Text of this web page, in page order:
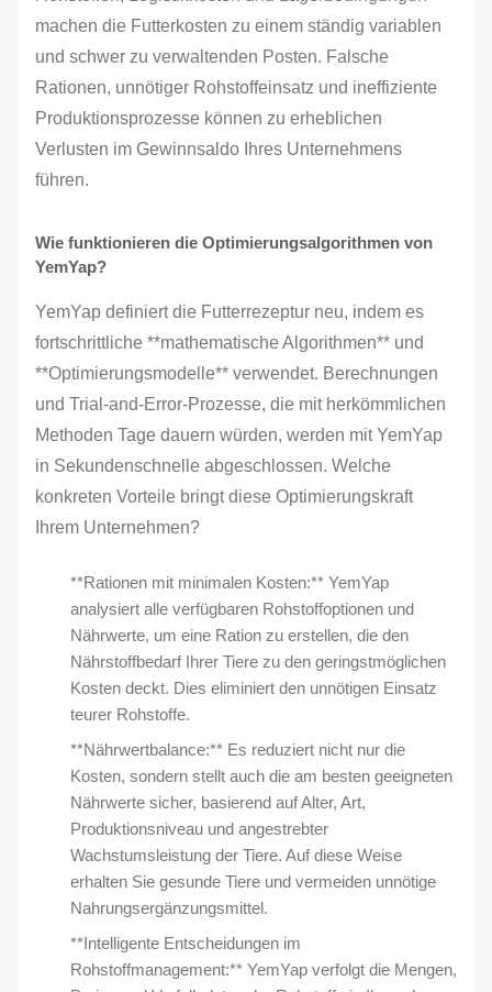
machen die Futterkosten zu einem ständig variablen
und schwer zu verwaltenden Posten. Falsche
Rationen, unnötiger Rohstoffeinsatz und ineffiziente
Produktionsprozesse können zu erheblichen
Verlusten im Gewinnsaldo Ihres Unternehmens
führen.
Wie funktionieren die Optimierungsalgorithmen von
YemYap?
YemYap definiert die Futterrezeptur neu, indem es
fortschrittliche **mathematische Algorithmen** und
**Optimierungsmodelle** verwendet. Berechnungen
und Trial-and-Error-Prozesse, die mit herkömmlichen
Methoden Tage dauern würden, werden mit YemYap
in Sekundenschnelle abgeschlossen. Welche
konkreten Vorteile bringt diese Optimierungskraft
Ihrem Unternehmen?
**Rationen mit minimalen Kosten:** YemYap
analysiert alle verfügbaren Rohstoffoptionen und
Nährwerte, um eine Ration zu erstellen, die den
Nährstoffbedarf Ihrer Tiere zu den geringstmöglichen
Kosten deckt. Dies eliminiert den unnötigen Einsatz
teurer Rohstoffe.
**Nährwertbalance:** Es reduziert nicht nur die
Kosten, sondern stellt auch die am besten geeigneten
Nährwerte sicher, basierend auf Alter, Art,
Produktionsniveau und angestrebter
Wachstumsleistung der Tiere. Auf diese Weise
erhalten Sie gesunde Tiere und vermeiden unnötige
Nahrungsergänzungsmittel.
**Intelligente Entscheidungen im
Rohstoffmanagement:** YemYap verfolgt die Mengen,